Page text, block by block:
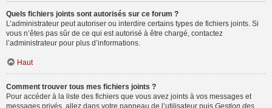
Quels fichiers joints sont autorisés sur ce forum ?
L’administrateur peut autoriser ou interdire certains types de fichiers joints. Si
vous n’êtes pas sûr de ce qui est autorisé à être chargé, contactez
l’administrateur pour plus d’informations.
Haut
Comment trouver tous mes fichiers joints ?
Pour accéder à la liste des fichiers que vous avez joints à vos messages et
messages privés, allez dans votre panneau de l’utilisateur puis Gestion des